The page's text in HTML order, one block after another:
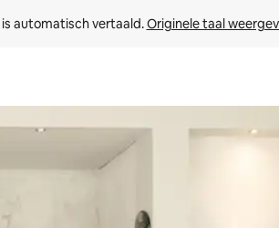
automatisch vertaald. Originele taal